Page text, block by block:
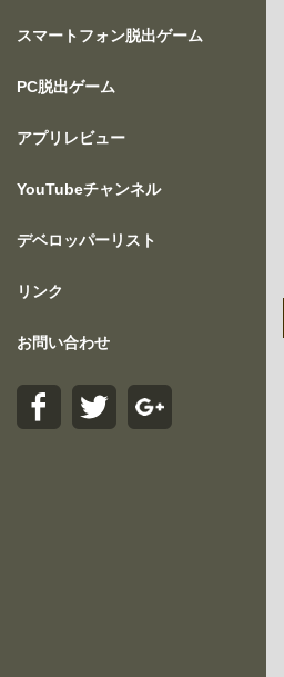
スマートフォン脱出ゲーム
PC脱出ゲーム
アプリレビュー
YouTubeチャンネル
デベロッパーリスト
リンク
お問い合わせ